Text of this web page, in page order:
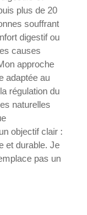
plus de 20
souffrant
digestif ou
causes
approche
adaptée au
régulation du
naturelles
objectif clair :
et durable. Je
pas un